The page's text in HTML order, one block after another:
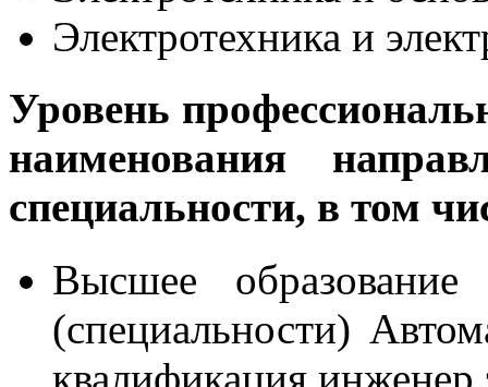
Электротехника и
Уровень
наименования
специальности, в том
Высшее
(специальности)
квалификация инженер